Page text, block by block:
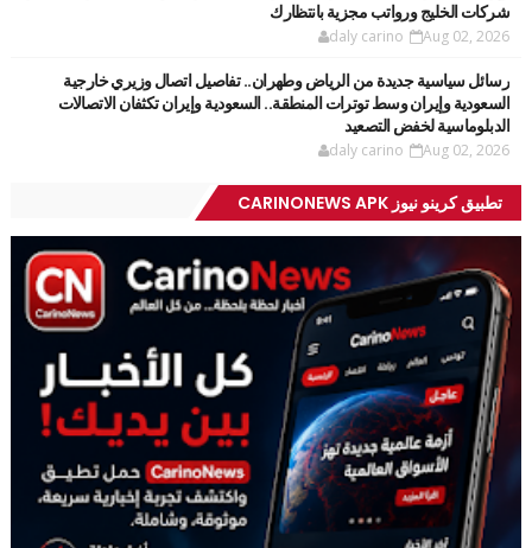
شركات الخليج ورواتب مجزية بانتظارك
daly carino Aug 02, 2026
رسائل سياسية جديدة من الرياض وطهران.. تفاصيل اتصال وزيري خارجية
السعودية وإيران وسط توترات المنطقة.. السعودية وإيران تكثفان الاتصالات
الدبلوماسية لخفض التصعيد
daly carino Aug 02, 2026
تطبيق كرينو نيوز CARINONEWS APK